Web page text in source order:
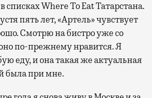
Where To Eat Татарстана.
пять лет, «Артель» чувствует
Смотрю на бистро уже со
по-прежнему нравится. Я
еду, и она такая же актуальная
была при мне.